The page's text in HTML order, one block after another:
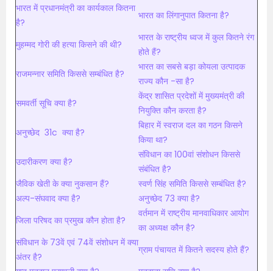
भारत में प्रधानमंत्री का कार्यकाल कितना
है?
भारत का लिंगानुपात कितना है?
मुहम्मद गोरी की हत्या किसने की थी?
भारत के राष्ट्रीय ध्वज में कुल कितने रंग
होते हैं?
राजमन्नार समिति किससे सम्बंधित है?
भारत का सबसे बड़ा कोयला उत्पादक
राज्य कौन -सा है?
समवर्ती सूचि क्या है?
केंद्र शासित प्रदेशों में मुख्यमंत्री की
नियुक्ति कौन करता है?
अनुच्छेद 31c क्या है?
बिहार में स्वराज दल का गठन किसने
किया था?
उदारीकरण क्या है?
संविधान का 100वां संशोधन किससे
संबंधित है?
जैविक खेती के क्या नुकसान हैं?
स्वर्ण सिंह समिति किससे सम्बंधित है?
अल्प-संघवाद क्या है?
अनुच्छेद 73 क्या है?
जिला परिषद का प्रमुख कौन होता है?
वर्तमान में राष्ट्रीय मानवाधिकार आयोग
का अध्यक्ष कौन है?
संविधान के 73वें एवं 74वें संशोधन में क्या
अंतर है?
ग्राम पंचायत में कितने सदस्य होते हैं?